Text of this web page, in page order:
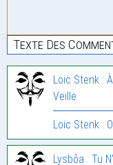
Texte Des
Loic Stenk :
Veille
Loic Stenk :
Lysbõa : Tu